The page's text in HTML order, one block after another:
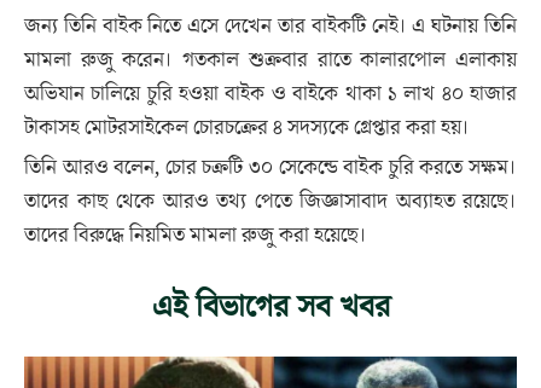
জন্য তিনি বাইক নিতে এসে দেখেন তার বাইকটি নেই। এ ঘটনায় তিনি
মামলা রুজু করেন। গতকাল শুক্রবার রাতে কালারপোল এলাকায়
অভিযান চালিয়ে চুরি হওয়া বাইক ও বাইকে থাকা ১ লাখ ৪০ হাজার
টাকাসহ মোটরসাইকেল চোরচক্রের ৪ সদস্যকে গ্রেপ্তার করা হয়।
তিনি আরও বলেন, চোর চক্রটি ৩০ সেকেন্ডে বাইক চুরি করতে সক্ষম।
তাদের কাছ থেকে আরও তথ্য পেতে জিজ্ঞাসাবাদ অব্যাহত রয়েছে।
তাদের বিরুদ্ধে নিয়মিত মামলা রুজু করা হয়েছে।
এই বিভাগের সব খবর